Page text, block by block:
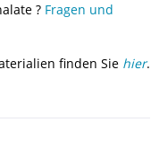
? Fragen und
finden Sie hier.